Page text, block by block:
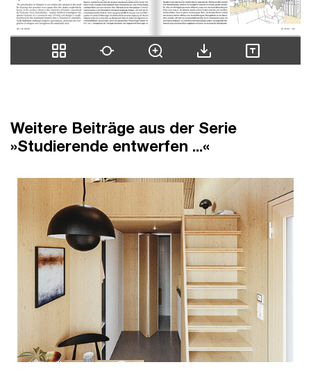
Weitere Beiträge aus der Serie
»Studierende entwerfen ...«